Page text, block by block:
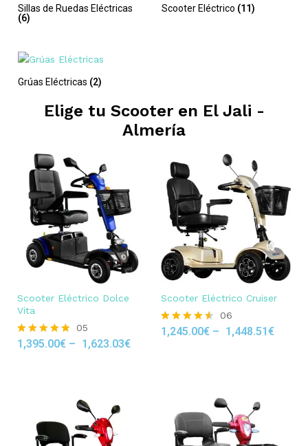
Sillas de Ruedas Eléctricas
(6)
Scooter Eléctrico (11)
Grúas Eléctricas (2)
Elige tu Scooter en El Jali -
Almería
Scooter Eléctrico Dolce
Vita
Rated
05
1,395.00€ – 1,623.03€
Scooter Eléctrico Cruiser
Rated
06
1,245.00€ – 1,448.51€